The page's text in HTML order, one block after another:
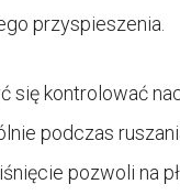
przyspieszenia.
się kontrolować
podczas
pozwoli na